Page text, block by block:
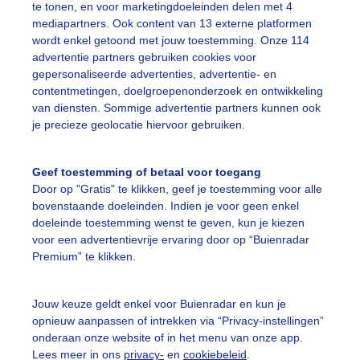
te tonen, en voor marketingdoeleinden delen met 4
mediapartners. Ook content van 13 externe platformen
wordt enkel getoond met jouw toestemming. Onze 114
advertentie partners gebruiken cookies voor
gepersonaliseerde advertenties, advertentie- en
contentmetingen, doelgroepenonderzoek en ontwikkeling
van diensten. Sommige advertentie partners kunnen ook
je precieze geolocatie hiervoor gebruiken.
Geef toestemming of betaal voor toegang
Door op "Gratis" te klikken, geef je toestemming voor alle
bovenstaande doeleinden. Indien je voor geen enkel
doeleinde toestemming wenst te geven, kun je kiezen
voor een advertentievrije ervaring door op “Buienradar
Premium” te klikken.
Jouw keuze geldt enkel voor Buienradar en kun je
opnieuw aanpassen of intrekken via “Privacy-instellingen”
onderaan onze website of in het menu van onze app.
Lees meer in ons privacy- en cookiebeleid
17:10 17:20 17:30 17:40
ook
archief
Mijn weer